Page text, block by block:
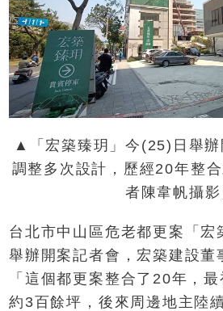
▲「宏築臻玥」今(25)日舉辦
調整多次設計，歷經20年整
者陳韋帆攝影
台北市中山區危老都更案「宏
舉辦開案記者會，宏築建設董
「這個都更案整合了20年，
約3百餘坪，後來周邊地主陸